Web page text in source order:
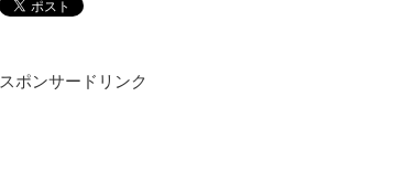
スポンサードリンク